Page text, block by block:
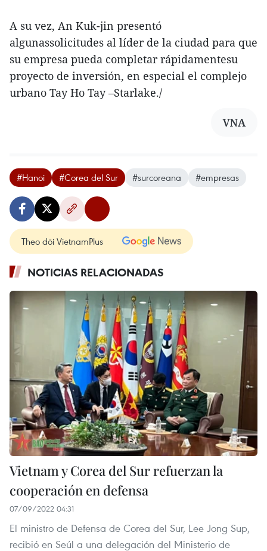
A su vez, An Kuk-jin presentó
algunassolicitudes al líder de la ciudad para que
su empresa pueda completar rápidamentesu
proyecto de inversión, en especial el complejo
urbano Tay Ho Tay –Starlake./
VNA
#Hanoi #Corea del Sur #surcoreana #empresas
Theo dõi VietnamPlus
NOTICIAS RELACIONADAS
Vietnam y Corea del Sur refuerzan la
cooperación en defensa
07/09/2022 04:31
El ministro de Defensa de Corea del Sur, Lee Jong Sup,
recibió en Seúl a una delegación del Ministerio de